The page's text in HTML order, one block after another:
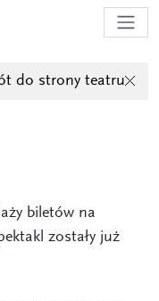
do strony teatru
biletów na
zostały już